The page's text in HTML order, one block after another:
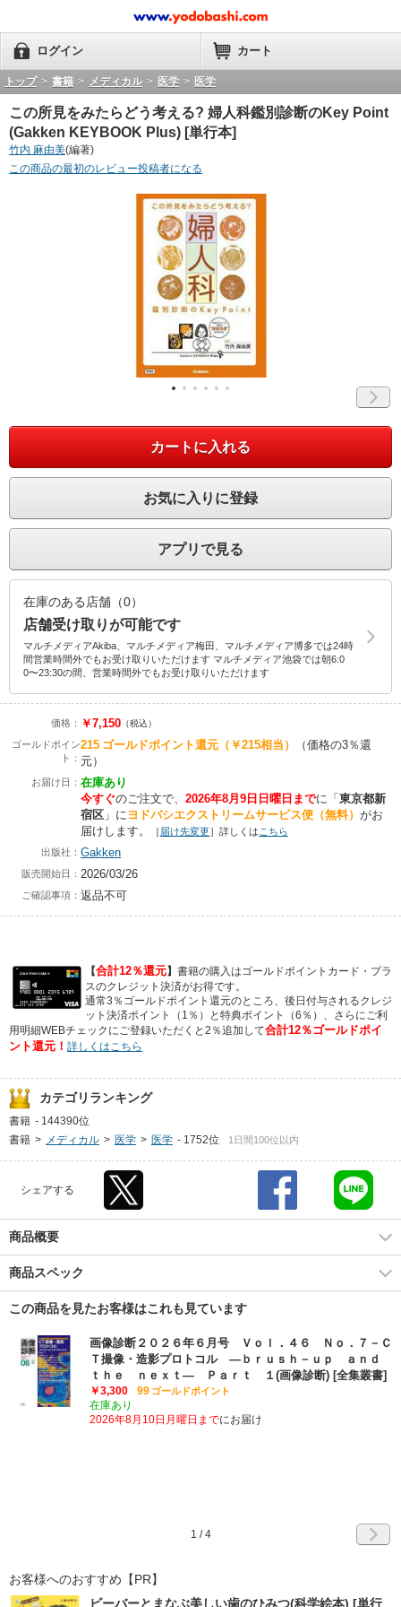
ログイン カート
トップ > 書籍 > メディカル > 医学 > 医学
この所見をみたらどう考える? 婦人科鑑別診断のKey Point
(Gakken KEYBOOK Plus) [単行本]
竹内 麻由美(編著)
この商品の最初のレビュー投稿者になる
カートに入れる
お気に入りに登録
アプリで見る
在庫のある店舗（0）
店舗受け取りが可能です
マルチメディアAkiba、マルチメディア梅田、マルチメディア博多では24時
間営業時間外でもお受け取りいただけます マルチメディア池袋では朝6:0
0〜23:30の間、営業時間外でもお受け取りいただけます
価格： ￥7,150 （税込）
ゴールドポイン
ト：
215 ゴールドポイント還元 （￥215相当）
（価格の3％還
元）
お届け日： 在庫あり
今すぐのご注文で、 2026年8月9日日曜日までに 「 東京都新
宿区 」に ヨドバシエクストリームサービス便（無料） がお
届けします。
［届け先変更］詳しくは こちら
出版社： Gakken
販売開始日： 2026/03/26
ご確認事項： 返品不可
【合計12％還元】 書籍の購入はゴールドポイントカード・プラ
スのクレジット決済がお得です。
通常3％ゴールドポイント還元のところ、後日付与されるクレジ
ット決済ポイント（1％）と特典ポイント（6％）、さらにご利
用明細WEBチェックにご登録いただくと2％追加して合計12％ゴールドポイ
ント還元！ 詳しくはこちら
カテゴリランキング
書籍 - 144390位
書籍 > メディカル > 医学 > 医学 - 1752位 1日間100位以内
シェアする
商品概要
商品スペック
この商品を見たお客様はこれも見ています
画像診断２０２６年６月号 Ｖｏｌ．４６ Ｎｏ．７－Ｃ
Ｔ撮像・造影プロトコル ―ｂｒｕｓｈ－ｕｐ ａｎｄ
ｔｈｅ ｎｅｘｔ― Ｐａｒｔ １(画像診断) [全集叢書]
￥3,300 99 ゴールドポイント
在庫あり
2026年8月10日月曜日までにお届け
1 /4
お客様へのおすすめ【PR】
ビーバーとまなぶ美しい歯のひみつ(科学絵本) [単行